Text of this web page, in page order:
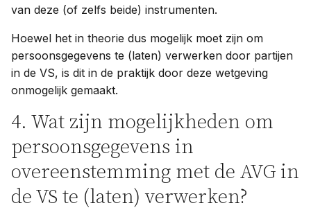
van deze (of zelfs beide) instrumenten.
Hoewel het in theorie dus mogelijk moet zijn om
persoonsgegevens te (laten) verwerken door partijen
in de VS, is dit in de praktijk door deze wetgeving
onmogelijk gemaakt.
4. Wat zijn mogelijkheden om
persoonsgegevens in
overeenstemming met de AVG in
de VS te (laten) verwerken?